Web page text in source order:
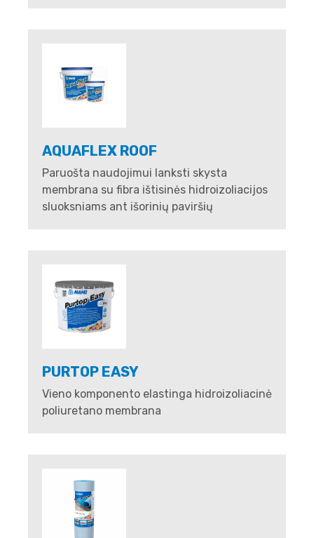
AQUAFLEX ROOF
Paruošta naudojimui lanksti skysta
membrana su fibra ištisinės hidroizoliacijos
sluoksniams ant išorinių paviršių
PURTOP EASY
Vieno komponento elastinga hidroizoliacinė
poliuretano membrana